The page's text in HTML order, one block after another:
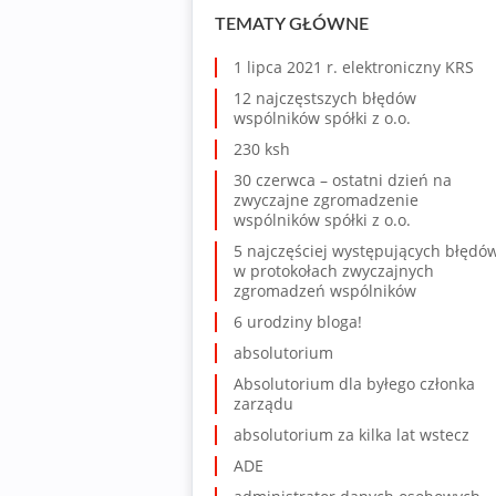
TEMATY GŁÓWNE
1 lipca 2021 r. elektroniczny KRS
12 najczęstszych błędów
wspólników spółki z o.o.
230 ksh
30 czerwca – ostatni dzień na
zwyczajne zgromadzenie
wspólników spółki z o.o.
5 najczęściej występujących
w protokołach zwyczajnych
zgromadzeń wspólników
6 urodziny bloga!
absolutorium
Absolutorium dla byłego członka
zarządu
absolutorium za kilka lat wstecz
ADE